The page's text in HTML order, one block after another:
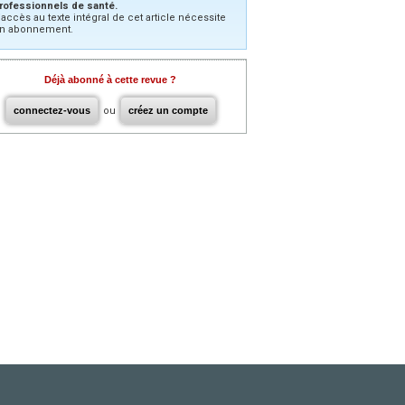
de santé.
au texte intégral de cet article nécessite
abonnement.
Déjà abonné à cette revue ?
connectez-vous ou créez un compte